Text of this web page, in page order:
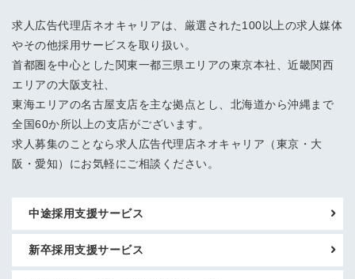
求人広告代理店ネオキャリアは、厳選された100以上の求人媒体
やその他採用サービスを取り扱い。
首都圏を中心とした関東一都三県エリアの東京本社、近畿関西
エリアの大阪支社、
東海エリアの名古屋支店を主な拠点とし、北海道から沖縄まで
全国60か所以上の支店がございます。
求人募集のことなら求人広告代理店ネオキャリア（東京・大
阪・愛知）にお気軽にご相談ください。
中途採用支援サービス
新卒採用支援サービス